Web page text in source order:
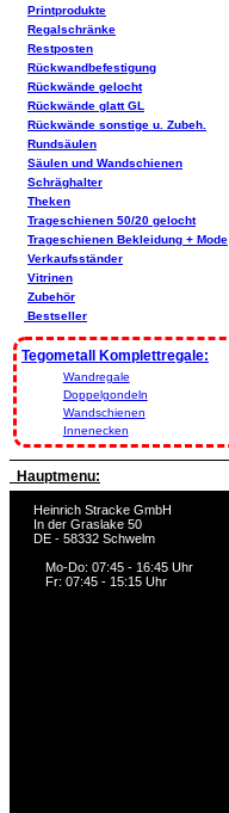
Printprodukte
Regalschränke
Restposten
Rückwandbefestigung
Rückwände gelocht
Rückwände glatt GL
Rückwände sonstige u. Zubeh.
Rundsäulen
Säulen und Wandschienen
Schräghalter
Theken
Trageschienen 50/20 gelocht
Trageschienen Bekleidung + Mode
Verkaufsständer
Vitrinen
Zubehör
Bestseller
Tegometall Komplettregale:
Wandregale
Doppelgondeln
Wandschienen
Innenecken
Hauptmenu:
Heinrich Stracke GmbH
In der Graslake 50
DE - 58332 Schwelm
Mo-Do: 07:45 - 16:45 Uhr
Fr: 07:45 - 15:15 Uhr